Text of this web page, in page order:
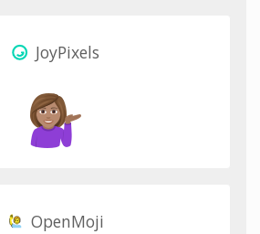
JoyPixels
OpenMoji